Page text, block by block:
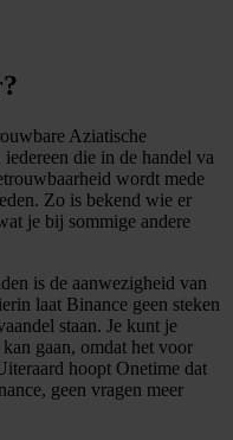
Aziatische
die in de handel va
wordt mede
Zo is bekend wie er
je bij sommige andere
is de aanwezigheid van
laat Binance geen steken
staan. Je kunt je
gaan, omdat het voor
hoopt Onetime dat
geen vragen meer